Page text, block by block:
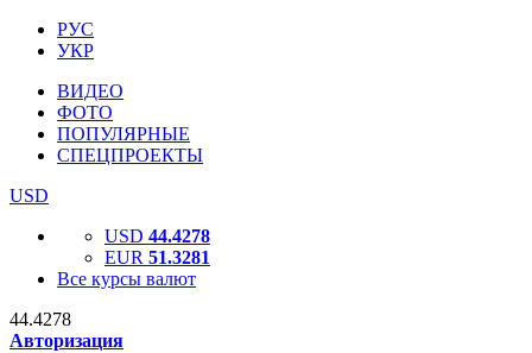
РУС
УКР
ВИДЕО
ФОТО
ПОПУЛЯРНЫЕ
СПЕЦПРОЕКТЫ
USD
USD 44.4278
EUR 51.3281
Все курсы валют
44.4278
Авторизация